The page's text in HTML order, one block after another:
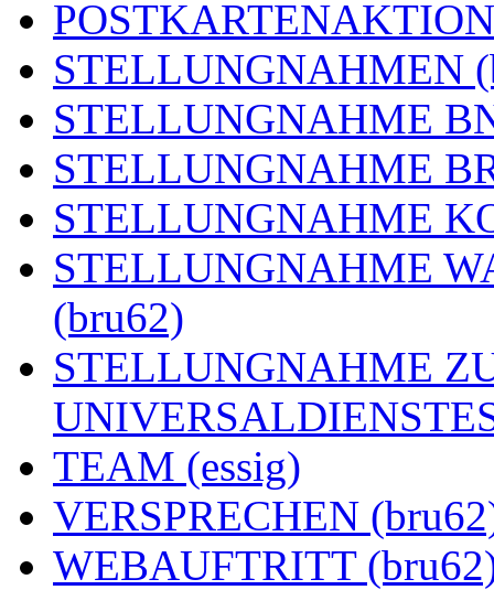
STELLUNGNAHMEN
STELLUNGNAHME
STELLUNGNAHME
STELLUNGNAHME
STELLUNGNAHME
(bru62)
STELLUNGNAHME
TEAM (essig)
VERSPRECHEN
WEBAUFTRITT